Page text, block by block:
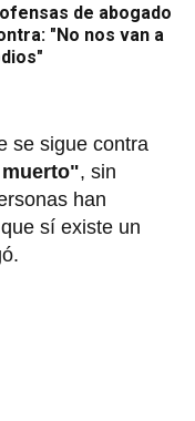
de abogado
"No nos van a
se sigue contra
, sin
han
sí existe un